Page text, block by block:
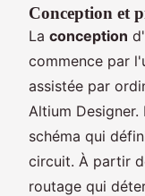
Conception et
La conception
commence par
assistée par
Altium
schéma qui
circuit. À partir
routage qui